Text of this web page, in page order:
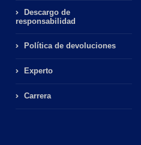
Descargo de
responsabilidad
Política de devoluciones
Experto
Carrera